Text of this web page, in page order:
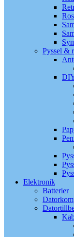
Pyssel &
Elektronik
Batterier